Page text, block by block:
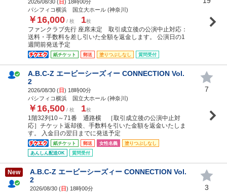
2026/08/30 ( 日 ) 18時00分
パシフィコ横浜 国立大ホール (神奈川)
￥16,000 / 枚 1枚
ファンクラブ先行 座席未定 取引成立後の公演中止対応：
送料・手数料を差し引いた全額を返金します。 公演日の1
週間前発送予定
紙チケット 郵送 塗りつぶしなし 質問受付
A.B.C-Z エービーシーズィー CONNECTION Vol.
2
2026/08/30 (日) 18時00分
パシフィコ横浜 国立大ホール (神奈川)
￥16,500 / 枚 1枚
1階32列10～71番 通路横 ［取引成立後の公演中止対
応］チケット返却後、手数料を引いた金額を返金いたしま
す。 入金日の翌日までに発送予定
紙チケット 郵送 女性名義
塗りつぶしなし
あんしん配送OK
質問受付
7
New
A.B.C-Z エービーシーズィー CONNECTION Vol.
2
2026/08/30 (日) 18時00分
3